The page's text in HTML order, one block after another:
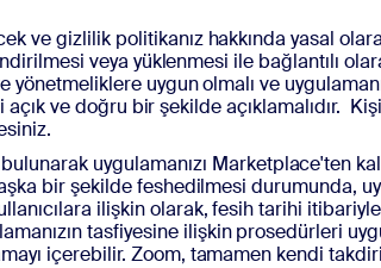
ve gizlilik politikanız hakkında yasal
veya yüklenmesi ile bağlantılı
uygun olmalı ve
açık ve doğru bir şekilde açıklamalıdır.
uygulamanızı Marketplace'ten
bir şekilde feshedilmesi durumunda,
ilişkin olarak, fesih tarihi
tasfiyesine ilişkin prosedürleri
içerebilir. Zoom, tamamen kendi